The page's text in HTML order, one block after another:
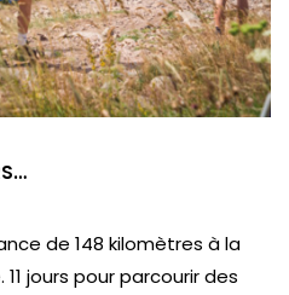
de 148 kilomètres à la
jours pour parcourir des